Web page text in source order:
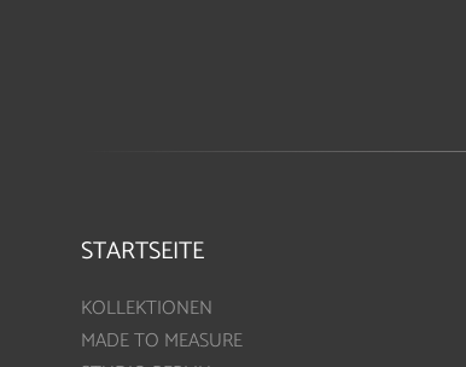
STARTSEITE
KOLLEKTIONEN
MADE TO MEASURE